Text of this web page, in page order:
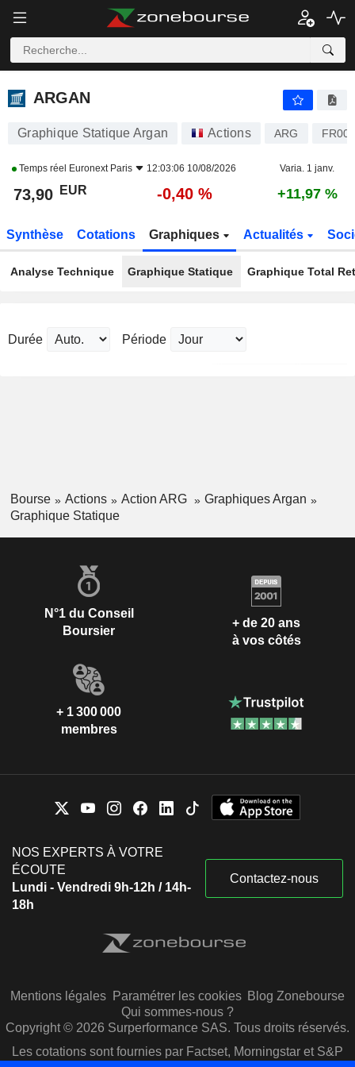
ARGAN
ARGAN
Graphique Statique Argan Actions ARG
Temps réel Euronext Paris 12:03:06 10/08/2026 Varia. 1 janv.
73,90 EUR -0,40 % +11,97 %
Synthèse Cotations Graphiques Actualités
Analyse Technique Graphique Statique Graphique Total
Durée Période
Bourse Actions Action ARG
Graphiques Argan
Graphique Statique
N°1 du Conseil
Boursier
+ de 20 ans
à vos côtés
+ 1 300 000
membres
NOS EXPERTS À VOTRE
ÉCOUTE
Lundi - Vendredi 9h-12h / 14h-
18h
Contactez-nous
Mentions légales Paramétrer les cookies Blog Zonebourse
Qui sommes-nous ?
Copyright © 2026 Surperformance SAS. Tous droits réservés.
Les cotations sont fournies par Factset, Morningstar et S&P